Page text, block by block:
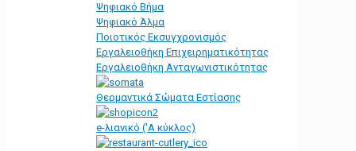
Ψηφιακό Βήμα
Ψηφιακό Άλμα
Ποιοτικός Εκσυγχρονισμός
Εργαλειοθήκη Eπιχειρηματικότητας
Εργαλειοθήκη Ανταγωνιστικότητας
Θερμαντικά Σώματα Εστίασης
e-λιανικό ('Α κύκλος)